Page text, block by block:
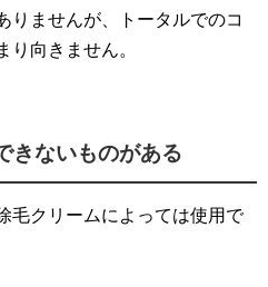
りませんが、トータルでのコ
り向きません。
きないものがある
毛クリームによっては使用で